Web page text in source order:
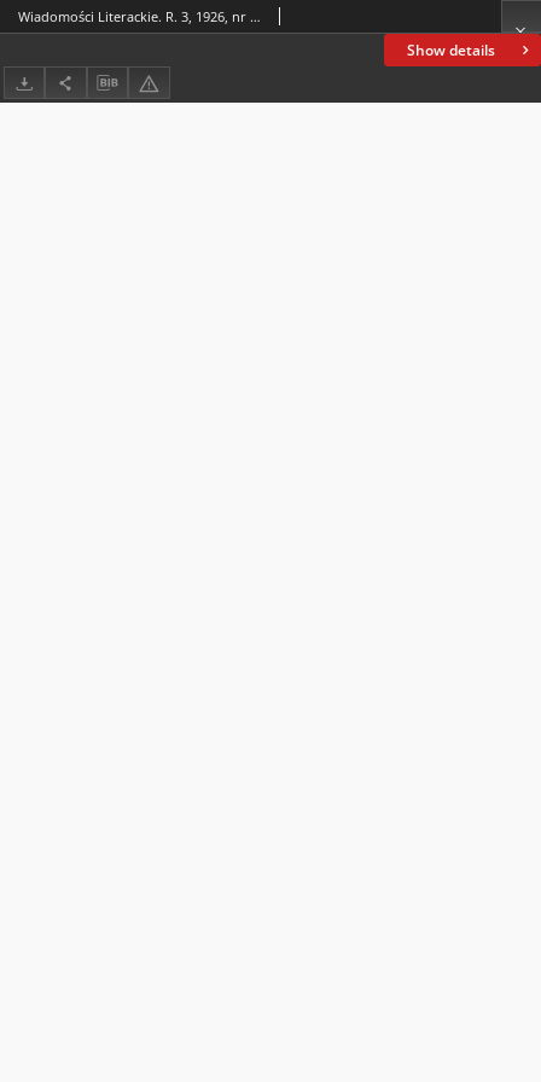
Show details
Wiadomości Literackie. R. 3, 1926, nr 35-36 (139-140), 5 IX